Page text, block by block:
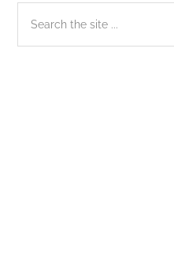
Sidebar
chính
the